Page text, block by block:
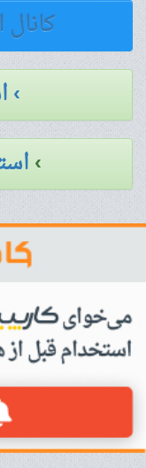
›
›